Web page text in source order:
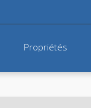
Propriétés